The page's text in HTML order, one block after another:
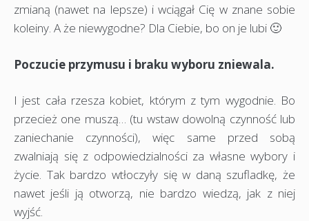
zmianą (nawet na lepsze) i wciągał Cię w znane sobie
koleiny. A że niewygodne? Dla Ciebie, bo on je lubi 🙂
Poczucie przymusu i braku wyboru zniewala.
I jest cała rzesza kobiet, którym z tym wygodnie. Bo
przecież one muszą… (tu wstaw dowolną czynność lub
zaniechanie czynności), więc same przed sobą
zwalniają się z odpowiedzialności za własne wybory i
życie. Tak bardzo wtłoczyły się w daną szufladkę, że
nawet jeśli ją otworzą, nie bardzo wiedzą, jak z niej
wyjść.